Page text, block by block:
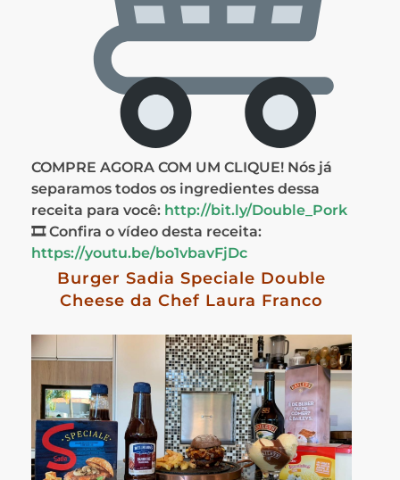
COMPRE AGORA COM UM CLIQUE! Nós já
separamos todos os ingredientes dessa
receita para você: http://bit.ly/Double_Pork
🎞 Confira o vídeo desta receita:
https://youtu.be/bo1vbavFjDc
Burger Sadia Speciale Double
Cheese da Chef Laura Franco